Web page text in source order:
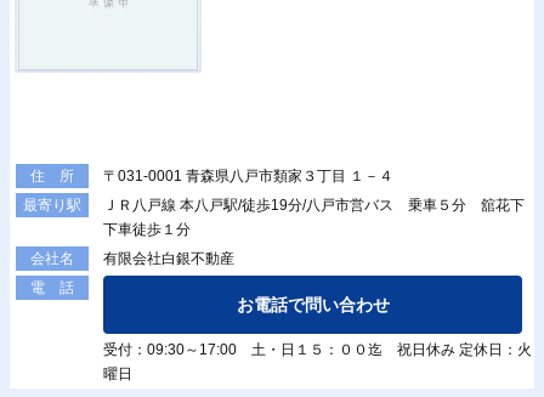
住 所
〒031-0001 青森県八戸市類家３丁目 １－４
最寄り駅
ＪＲ八戸線 本八戸駅/徒歩19分/八戸市営バス 乗車５分 舘花下
下車徒歩１分
会社名
有限会社白銀不動産
電 話
お電話で問い合わせ
受付：09:30～17:00 土・日１５：００迄 祝日休み 定休日：火
曜日